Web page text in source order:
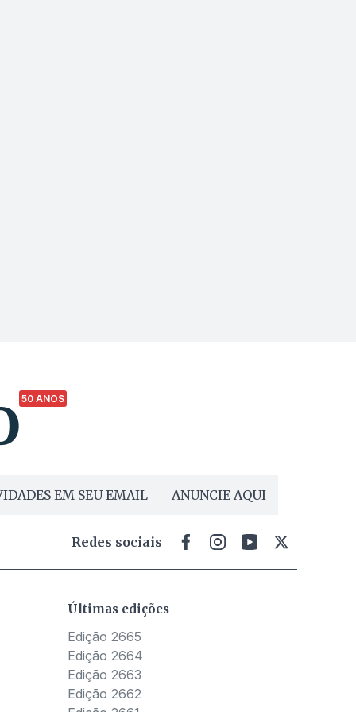
50 ANOS
EM SEU EMAIL ANUNCIE AQUI
Redes sociais
Últimas edições
Edição 2665
Edição 2664
Edição 2663
Edição 2662